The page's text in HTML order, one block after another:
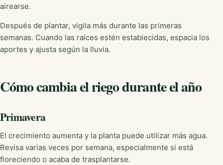
airearse.
Después de plantar, vigila más durante las primeras
semanas. Cuando las raíces estén establecidas, espacia los
aportes y ajusta según la lluvia.
Cómo cambia el riego durante el año
Primavera
El crecimiento aumenta y la planta puede utilizar más agua.
Revisa varias veces por semana, especialmente si está
floreciendo o acaba de trasplantarse.